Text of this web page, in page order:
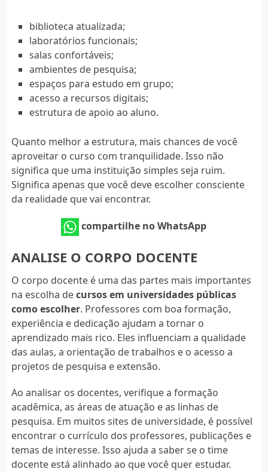
biblioteca atualizada;
laboratórios funcionais;
salas confortáveis;
ambientes de pesquisa;
espaços para estudo em grupo;
acesso a recursos digitais;
estrutura de apoio ao aluno.
Quanto melhor a estrutura, mais chances de você
aproveitar o curso com tranquilidade. Isso não
significa que uma instituição simples seja ruim.
Significa apenas que você deve escolher consciente
da realidade que vai encontrar.
compartilhe no WhatsApp
ANALISE O CORPO DOCENTE
O corpo docente é uma das partes mais importantes
na escolha decursos em universidades públicas
como escolher. Professores com boa formação,
experiência e dedicação ajudam a tornar o
aprendizado mais rico. Eles influenciam a qualidade
das aulas, a orientação de trabalhos e o acesso a
projetos de pesquisa e extensão.
Ao analisar os docentes, verifique a formação
acadêmica, as áreas de atuação e as linhas de
pesquisa. Em muitos sites de universidade, é possível
encontrar o currículo dos professores, publicações e
temas de interesse. Isso ajuda a saber se o time
docente está alinhado ao que você quer estudar.